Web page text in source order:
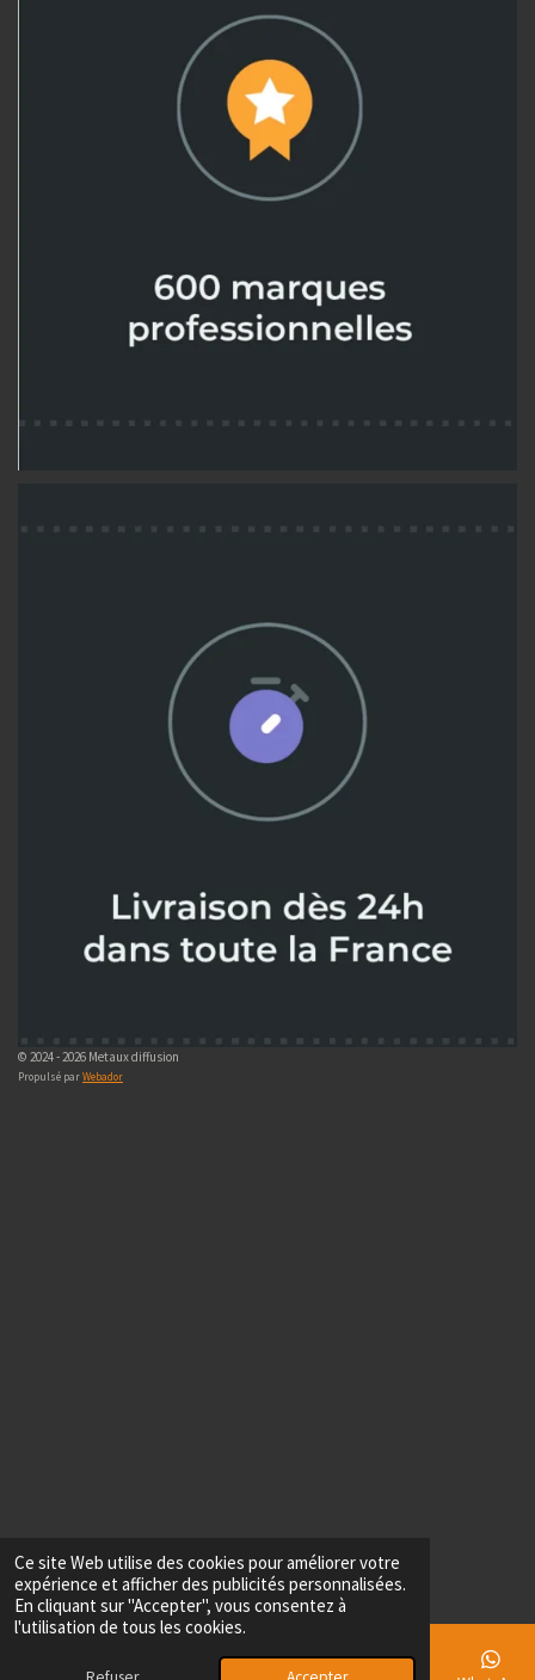
Ce site Web utilise des cookies pour améliorer votre
expérience et afficher des publicités personnalisées.
En cliquant sur "Accepter", vous consentez à
l'utilisation de tous les cookies.
© 2024 - 2026 Metaux diffusion
Propulsé parWebador